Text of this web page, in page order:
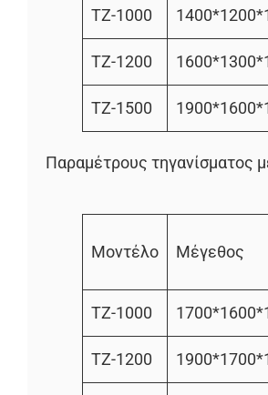
TZ-1000
TZ-1200
TZ-1500
Παραμέτρους τηγανίσματος
Μοντέλο Μέγεθος
TZ-1000
TZ-1200